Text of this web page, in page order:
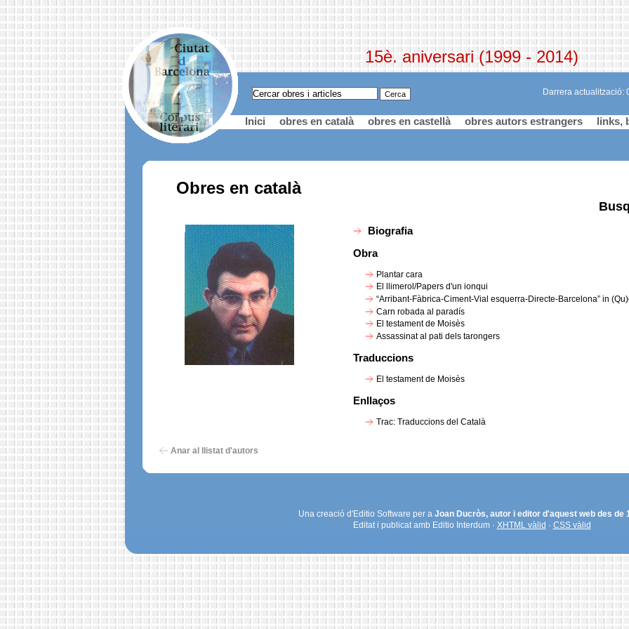
15è. aniversari (1999 - 2014)
Darrera actualització:
Inici obres en català obres en castellà obres autors estrangers links,
Obres en català
Biografia
Obra
Plantar cara
El llimerol/Papers d'un ionqui
“Arribant-Fàbrica-Ciment-Vial esquerra-Directe-Barcelona” in
Carn robada al paradís
El testament de Moisès
Assassinat al pati dels tarongers
Traduccions
El testament de Moisès
Enllaços
Trac: Traduccions del Català
Anar al llistat d'autors
Una creació d'Editio Software per a Joan Ducròs, autor i editor d'aquest web des de
Editat i publicat amb Editio Interdum · XHTML vàlid · CSS vàlid